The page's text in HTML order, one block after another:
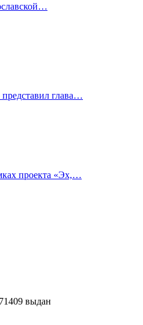
глава…
проекта «Эх,…
выдан